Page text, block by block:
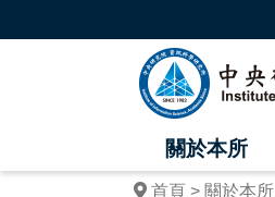
中
央
研
究
關於本所
首頁 關於本所